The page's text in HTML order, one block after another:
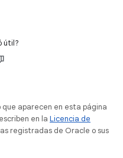
útil?
aparecen en esta página
en la Licencia de
registradas de Oracle o sus